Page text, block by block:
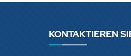
KONTAKTIEREN